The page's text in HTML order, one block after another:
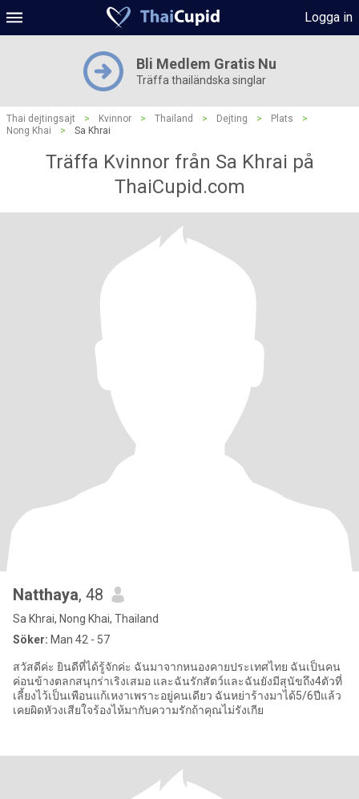
Logga in
Bli Medlem Gratis Nu
Träffa thailändska singlar
Thai dejtingsajt > Kvinnor > Thailand > Dejting > Plats
>
Nong Khai
> Sa Khrai
Träffa Kvinnor från Sa Khrai på
ThaiCupid.com
Natthaya, 48
Sa Khrai, Nong Khai, Thailand
Söker: Man 42 - 57
สวัสดีค่ะ ยินดีที่ได้รู้จักค่ะ ฉันมาจากหนองคายประเทศไทย ฉันเป็นคน
ค่อนข้างตลกสนุกร่าเริงเสมอ และฉันรักสัตว์และฉันยังมีสุนัขถึง4ตัวที่
เลี้ยงไว้เป็นเพือนแก้เหงาเพราะอยู่คนเดียว ฉันหย่าร้างมาได้5/6ปีแล้ว
เคยผิดหัวงเสียใจร้องไห้มากับความรักถ้าคุณไม่รังเกีย